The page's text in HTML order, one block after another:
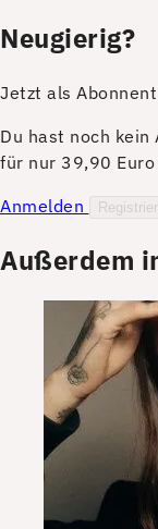
Neugierig?
Jetzt als
Du hast noch
für nur 39,90
Anmelden
Außerdem